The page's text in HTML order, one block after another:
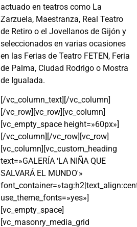
actuado en teatros como La
Zarzuela, Maestranza, Real Teatro
de Retiro o el Jovellanos de Gijón y
seleccionados en varias ocasiones
en las Ferias de Teatro FETEN, Feria
de Palma, Ciudad Rodrigo o Mostra
de Igualada.
[/vc_column_text][/vc_column]
[/vc_row][vc_row][vc_column]
[vc_empty_space height=»60px»]
[/vc_column][/vc_row][vc_row]
[vc_column][vc_custom_heading
text=»GALERÍA ‘LA NIÑA QUE
SALVARÁ EL MUNDO'»
use_theme_fonts=»yes»]
[vc_empty_space]
[vc_masonry_media_grid